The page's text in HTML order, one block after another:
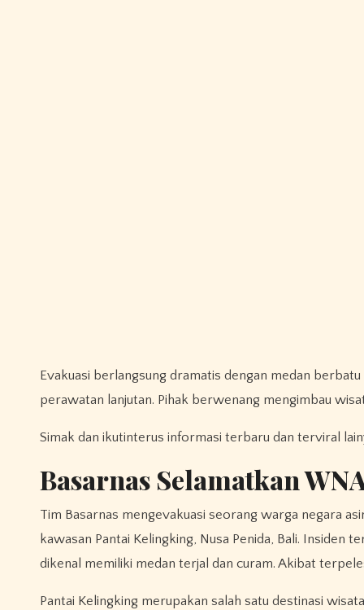
Evakuasi berlangsung dramatis dengan medan
perawatan lanjutan. Pihak berwenang mengimbau
Simak dan ikutinterus informasi terbaru dan terviral
Basarnas Selamatkan
Tim Basarnas mengevakuasi seorang warga negara
kawasan Pantai Kelingking, Nusa Penida, Bali.
dikenal memiliki medan terjal dan curam. Akibat
Pantai Kelingking merupakan salah satu destinasi